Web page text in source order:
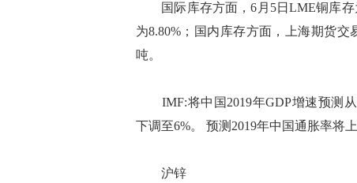
国际库存方面，6月5日LME铜库存
为8.80%；国内库存方面，上海期货
吨。
IMF:将中国2019年GDP增速预测从
下调至6%。 预测2019年中国通胀率将上
沪锌